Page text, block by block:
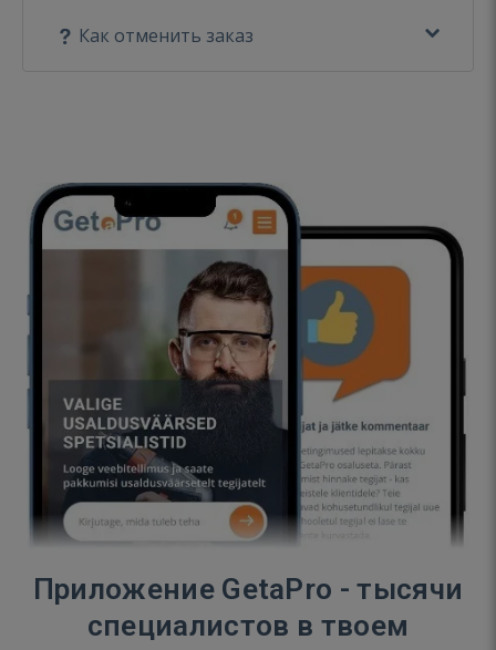
Как отменить заказ
Приложение GetaPro - тысячи
специалистов в твоем